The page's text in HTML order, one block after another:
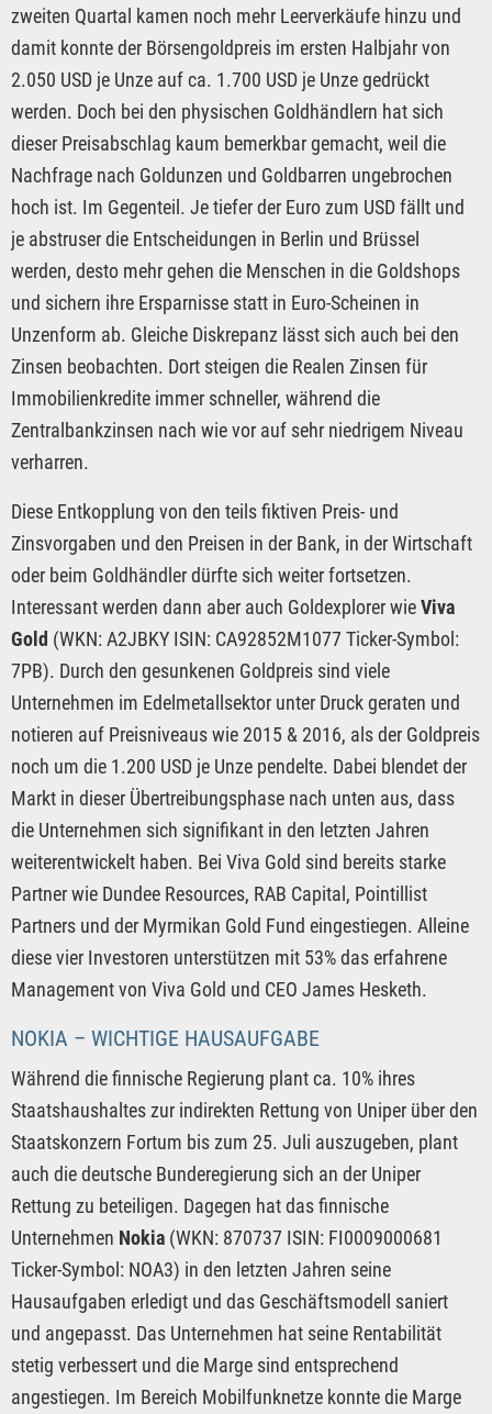
zweiten Quartal kamen noch mehr Leerverkäufe hinzu und
damit konnte der Börsengoldpreis im ersten Halbjahr von
2.050 USD je Unze auf ca. 1.700 USD je Unze gedrückt
werden. Doch bei den physischen Goldhändlern hat sich
dieser Preisabschlag kaum bemerkbar gemacht, weil die
Nachfrage nach Goldunzen und Goldbarren ungebrochen
hoch ist. Im Gegenteil. Je tiefer der Euro zum USD fällt und
je abstruser die Entscheidungen in Berlin und Brüssel
werden, desto mehr gehen die Menschen in die Goldshops
und sichern ihre Ersparnisse statt in Euro-Scheinen in
Unzenform ab. Gleiche Diskrepanz lässt sich auch bei den
Zinsen beobachten. Dort steigen die Realen Zinsen für
Immobilienkredite immer schneller, während die
Zentralbankzinsen nach wie vor auf sehr niedrigem Niveau
verharren.
Diese Entkopplung von den teils fiktiven Preis- und
Zinsvorgaben und den Preisen in der Bank, in der Wirtschaft
oder beim Goldhändler dürfte sich weiter fortsetzen.
Interessant werden dann aber auch Goldexplorer wieViva
Gold (WKN: A2JBKY ISIN: CA92852M1077 Ticker-Symbol:
7PB). Durch den gesunkenen Goldpreis sind viele
Unternehmen im Edelmetallsektor unter Druck geraten und
notieren auf Preisniveaus wie 2015 & 2016, als der Goldpreis
noch um die 1.200 USD je Unze pendelte. Dabei blendet der
Markt in dieser Übertreibungsphase nach unten aus, dass
die Unternehmen sich signifikant in den letzten Jahren
weiterentwickelt haben. Bei Viva Gold sind bereits starke
Partner wie Dundee Resources, RAB Capital, Pointillist
Partners und der Myrmikan Gold Fund eingestiegen. Alleine
diese vier Investoren unterstützen mit 53% das erfahrene
Management von Viva Gold und CEO James Hesketh.
NOKIA – WICHTIGE HAUSAUFGABE
Während die finnische Regierung plant ca. 10% ihres
Staatshaushaltes zur indirekten Rettung von Uniper über den
Staatskonzern Fortum bis zum 25. Juli auszugeben, plant
auch die deutsche Bunderegierung sich an der Uniper
Rettung zu beteiligen. Dagegen hat das finnische
Unternehmen Nokia (WKN: 870737 ISIN: FI0009000681
Ticker-Symbol: NOA3) in den letzten Jahren seine
Hausaufgaben erledigt und das Geschäftsmodell saniert
und angepasst. Das Unternehmen hat seine Rentabilität
stetig verbessert und die Marge sind entsprechend
angestiegen. Im Bereich Mobilfunknetze konnte die Marge